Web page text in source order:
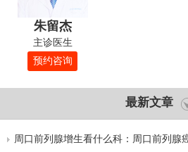
朱留杰
主诊医生
预约咨询
最新文章
周口前列腺增生看什么科：周口前列腺